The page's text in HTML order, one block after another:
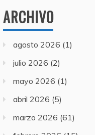
ARCHIVO
agosto 2026 (1)
julio 2026 (2)
mayo 2026 (1)
abril 2026 (5)
marzo 2026 (61)